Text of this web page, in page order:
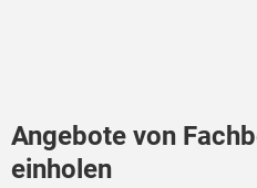
Angebote von
einholen